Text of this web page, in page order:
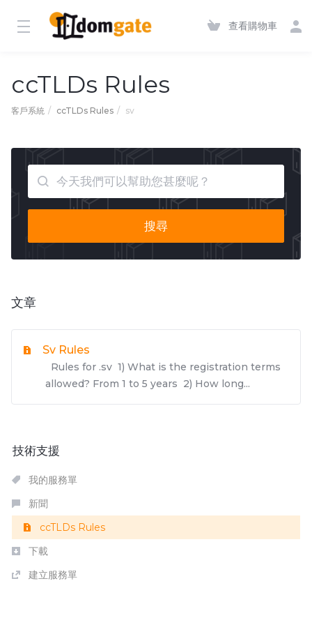
查看購物車
ccTLDs Rules
客戶系統 ccTLDs Rules sv
搜尋
文章
Sv Rules
Rules for .sv 1) What is the registration terms
allowed? From 1 to 5 years 2) How long...
技術支援
我的服務單
新聞
ccTLDs Rules
下載
建立服務單